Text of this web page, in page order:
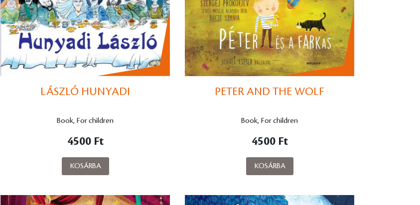
LÁSZLÓ HUNYADI
Book, For children
4500 Ft
KOSÁRBA
PETER AND THE WOLF
Book, For children
4500 Ft
KOSÁRBA